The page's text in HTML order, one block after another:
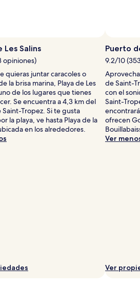
Les Salins
opiniones)
quieras juntar caracoles o
la brisa marina, Playa de Les
de los lugares que tienes
Se encuentra a 4,3 km del
Tropez. Si te gusta
la playa, ve hasta Playa de la
en los alrededores.
Puerto
9.2/10
de Saint-
con el
Saint-
ofrecen
Ver
Ver